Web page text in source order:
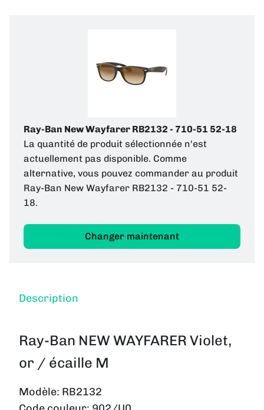
Ray-Ban New Wayfarer RB2132 - 710-51 52-18
La quantité de produit sélectionnée n'est
actuellement pas disponible. Comme
alternative, vous pouvez commander au produit
Ray-Ban New Wayfarer RB2132 - 710-51 52-
18.
Changer maintenant
Description
Ray-Ban NEW WAYFARER Violet,
or / écaille M
Modèle: RB2132